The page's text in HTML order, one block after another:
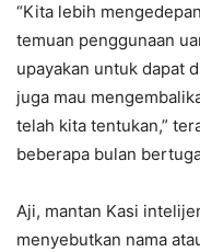
“Kita lebih
temuan penggunaan
upayakan untuk dapat
juga mau
telah kita tentukan,”
beberapa bulan
Aji, mantan Kasi
menyebutkan nama